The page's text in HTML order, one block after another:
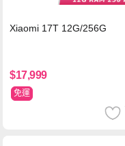
Xiaomi 17T 12G/256G
$17,999
免運